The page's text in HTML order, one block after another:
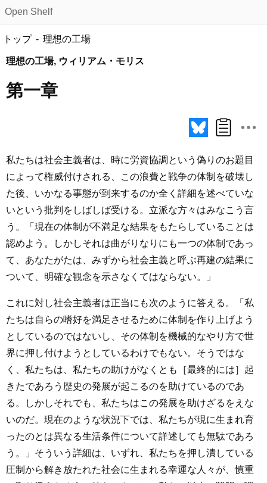
Open Shelf
トップ 理想の工場
理想の工場, ウィリアム・モリス
第一章
私たちは社会主義者は、時に労資協調という偽りのお題目
によって権威付けされる、この浪費と戦争の体制を破壊し
た後、いかなる事態が到来するのか全く詳細を述べていな
いという批判をしばしば受ける。立派な方々はみなこう言
う。「現在の体制が不満足な結果をもたらしていることは
認めよう。しかしそれは曲がりなりにも一つの体制であっ
て、あなたがたは、みずから社会主義と呼ぶ再建の結果に
ついて、明確な観念を示さなくてはならない。」
これに対し社会主義者は正当にも次のように答える。「私
たちは自らの嗜好を満足させるために体制を作り上げよう
としているのではないし、その体制を機械的なやり方で世
界に押し付けようとしているわけでもない。そうではな
く、私たちは、私たちの助けがなくとも［最終的には］起
きたであろう歴史の発展が起こるのを助けているのであ
る。しかしそれでも、私たちはこの発展を助けざるをえな
いのだ。現在のような状況下では、私たちが現に生まれ育
ったのとは異なる生活条件について詳述しても無駄であろ
う。」そういう詳細は、いずれ、私たちを押し潰している
圧制から解き放たれた社会に生まれる幸運な人々が、慎重